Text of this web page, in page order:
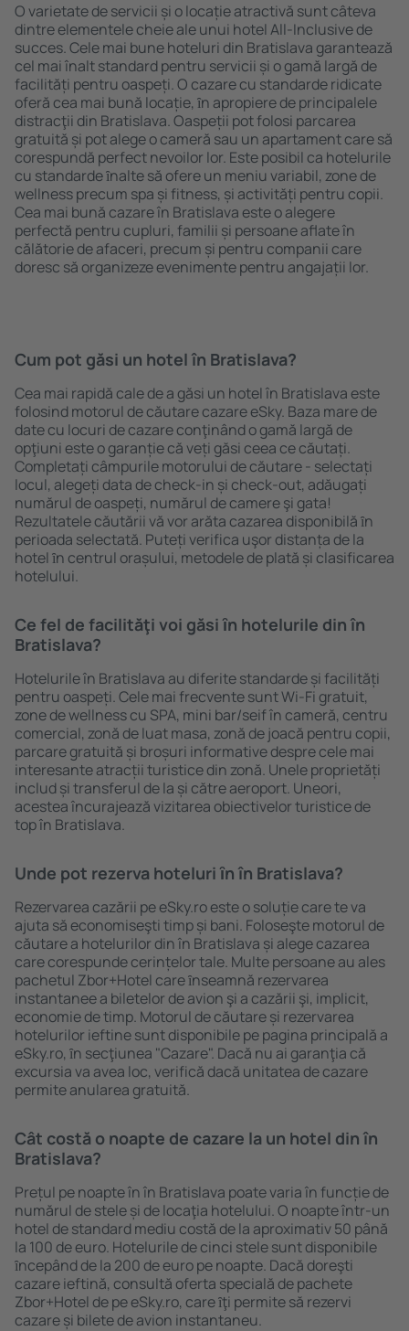
O varietate de servicii și o locație atractivă sunt câteva
dintre elementele cheie ale unui hotel All-Inclusive de
succes. Cele mai bune hoteluri din Bratislava garantează
cel mai înalt standard pentru servicii și o gamă largă de
facilități pentru oaspeți. O cazare cu standarde ridicate
oferă cea mai bună locație, ȋn apropiere de principalele
distracţii din Bratislava. Oaspeții pot folosi parcarea
gratuită și pot alege o cameră sau un apartament care să
corespundă perfect nevoilor lor. Este posibil ca hotelurile
cu standarde ȋnalte să ofere un meniu variabil, zone de
wellness precum spa și fitness, și activități pentru copii.
Cea mai bună cazare în Bratislava este o alegere
perfectă pentru cupluri, familii și persoane aflate în
călătorie de afaceri, precum și pentru companii care
doresc să organizeze evenimente pentru angajații lor.
Cum pot găsi un hotel în Bratislava?
Cea mai rapidă cale de a găsi un hotel în Bratislava este
folosind motorul de căutare cazare eSky. Baza mare de
date cu locuri de cazare conţinând o gamă largă de
opţiuni este o garanție că veți găsi ceea ce căutați.
Completați câmpurile motorului de căutare - selectați
locul, alegeți data de check-in și check-out, adăugați
numărul de oaspeți, numărul de camere şi gata!
Rezultatele căutării vă vor arăta cazarea disponibilă ȋn
perioada selectată. Puteți verifica uşor distanța de la
hotel ȋn centrul orașului, metodele de plată și clasificarea
hotelului.
Ce fel de facilităţi voi găsi ȋn hotelurile din în
Bratislava?
Hotelurile în Bratislava au diferite standarde și facilități
pentru oaspeți. Cele mai frecvente sunt Wi-Fi gratuit,
zone de wellness cu SPA, mini bar/seif în cameră, centru
comercial, zonă de luat masa, zonă de joacă pentru copii,
parcare gratuită și broșuri informative despre cele mai
interesante atracții turistice din zonă. Unele proprietăți
includ și transferul de la și către aeroport. Uneori,
acestea încurajează vizitarea obiectivelor turistice de
top în Bratislava.
Unde pot rezerva hoteluri ȋn în Bratislava?
Rezervarea cazării pe eSky.ro este o soluție care te va
ajuta să economiseşti timp și bani. Foloseşte motorul de
căutare a hotelurilor din în Bratislava și alege cazarea
care corespunde cerințelor tale. Multe persoane au ales
pachetul Zbor+Hotel care ȋnseamnă rezervarea
instantanee a biletelor de avion şi a cazării şi, implicit,
economie de timp. Motorul de căutare și rezervarea
hotelurilor ieftine sunt disponibile pe pagina principală a
eSky.ro, ȋn secţiunea "Cazare". Dacă nu ai garanţia că
excursia va avea loc, verifică dacă unitatea de cazare
permite anularea gratuită.
Cât costă o noapte de cazare la un hotel din în
Bratislava?
Prețul pe noapte în în Bratislava poate varia în funcție de
numărul de stele și de locaţia hotelului. O noapte într-un
hotel de standard mediu costă de la aproximativ 50 până
la 100 de euro. Hotelurile de cinci stele sunt disponibile
ȋncepând de la 200 de euro pe noapte. Dacă doreşti
cazare ieftină, consultă oferta specială de pachete
Zbor+Hotel de pe eSky.ro, care ȋţi permite să rezervi
cazare și bilete de avion instantaneu.